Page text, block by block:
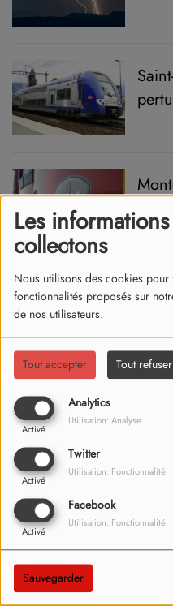
Les
collectons
Nous utilisons des cookies
fonctionnalités proposés sur
de nos utilisateurs.
Tout accepter Tout refuser
Analytics
Activé
Utilisation: Analyse
Twitter
Activé
Utilisation: Fonctionnalité
Facebook
Activé
Utilisation: Fonctionnalité
Sauvegarder
perturbé sur
en
sur